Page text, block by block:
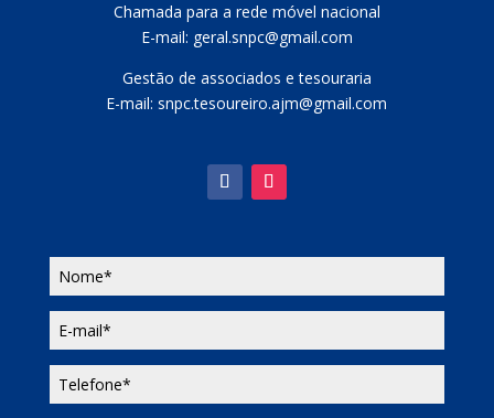
Chamada para a rede móvel nacional
E-mail: geral.snpc@gmail.com
Gestão de associados e tesouraria
E-mail: snpc.tesoureiro.ajm@gmail.com